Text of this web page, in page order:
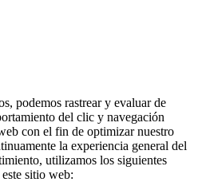
podemos rastrear y evaluar de
del clic y navegación
con el fin de optimizar nuestro
la experiencia general del
utilizamos los siguientes
sitio web: